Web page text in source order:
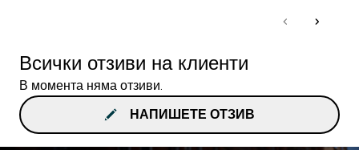
Всички отзиви на клиенти
В момента няма отзиви.
НАПИШЕТЕ ОТЗИВ